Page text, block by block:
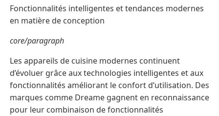
Fonctionnalités intelligentes et tendances modernes
en matière de conception
core/paragraph
Les appareils de cuisine modernes continuent
d’évoluer grâce aux technologies intelligentes et aux
fonctionnalités améliorant le confort d’utilisation. Des
marques comme Dreame gagnent en reconnaissance
pour leur combinaison de fonctionnalités